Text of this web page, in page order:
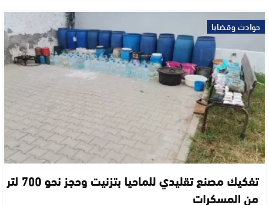
حوادث وقضايا
تفكيك مصنع تقليدي للماحيا بتزنيت وحجز نحو 700 لتر
من المسكرات